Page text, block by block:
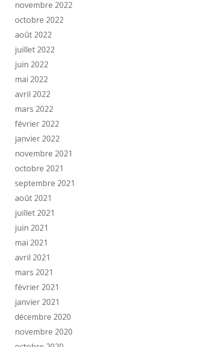
novembre 2022
octobre 2022
août 2022
juillet 2022
juin 2022
mai 2022
avril 2022
mars 2022
février 2022
janvier 2022
novembre 2021
octobre 2021
septembre 2021
août 2021
juillet 2021
juin 2021
mai 2021
avril 2021
mars 2021
février 2021
janvier 2021
décembre 2020
novembre 2020